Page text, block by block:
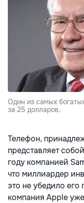
Один из самых
за 25 долларов.
Телефон,
представляет
году компанией
что миллиардер
это не убедило его
компания Apple